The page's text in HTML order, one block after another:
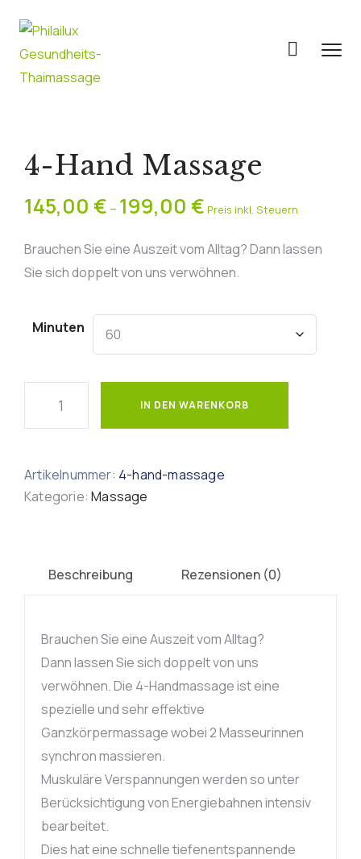
4-Hand Massage
145,00 € – 199,00 € Preis inkl. Steuern
Brauchen Sie eine Auszeit vom Alltag? Dann lassen
Sie sich doppelt von uns verwöhnen.
Minuten
IN DEN WARENKORB
Artikelnummer: 4-hand-massage
Kategorie:Massage
Beschreibung Rezensionen (0)
Brauchen Sie eine Auszeit vom Alltag?
Dann lassen Sie sich doppelt von uns
verwöhnen. Die 4-Handmassage ist eine
spezielle und sehr effektive
Ganzkörpermassage wobei 2 Masseurinnen
synchron massieren.
Muskuläre Verspannungen werden so unter
Berücksichtigung von Energiebahnen intensiv
bearbeitet.
Dies hat eine schnelle tiefenentspannende